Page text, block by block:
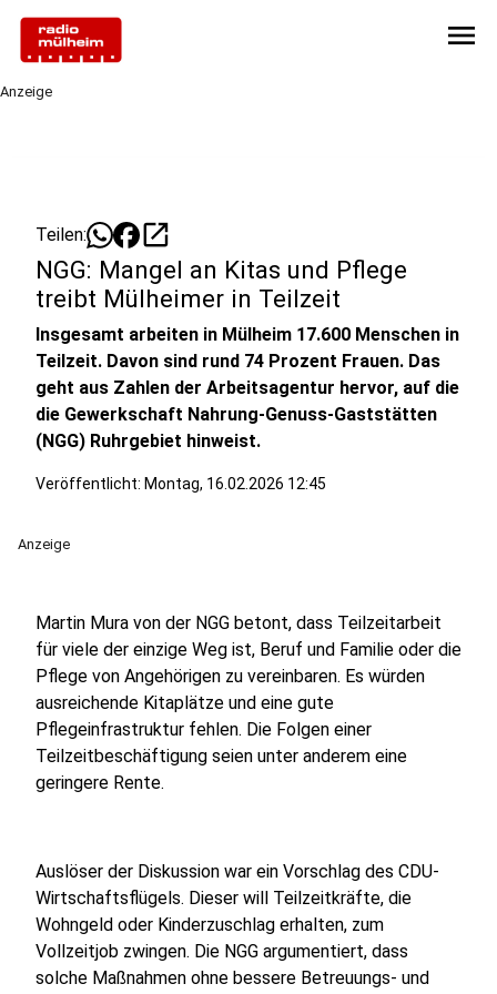
menu
Anzeige
Teilen: open_in_new
NGG: Mangel an Kitas und Pflege
treibt Mülheimer in Teilzeit
Insgesamt arbeiten in Mülheim 17.600 Menschen in
Teilzeit. Davon sind rund 74 Prozent Frauen. Das
geht aus Zahlen der Arbeitsagentur hervor, auf die
die Gewerkschaft Nahrung-Genuss-Gaststätten
(NGG) Ruhrgebiet hinweist.
Veröffentlicht: Montag, 16.02.2026 12:45
Anzeige
Martin Mura von der NGG betont, dass Teilzeitarbeit
für viele der einzige Weg ist, Beruf und Familie oder die
Pflege von Angehörigen zu vereinbaren. Es würden
ausreichende Kitaplätze und eine gute
Pflegeinfrastruktur fehlen. Die Folgen einer
Teilzeitbeschäftigung seien unter anderem eine
geringere Rente.
Auslöser der Diskussion war ein Vorschlag des CDU-
Wirtschaftsflügels. Dieser will Teilzeitkräfte, die
Wohngeld oder Kinderzuschlag erhalten, zum
Vollzeitjob zwingen. Die NGG argumentiert, dass
solche Maßnahmen ohne bessere Betreuungs- und